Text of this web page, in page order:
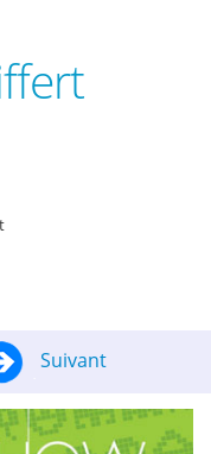
Suivant